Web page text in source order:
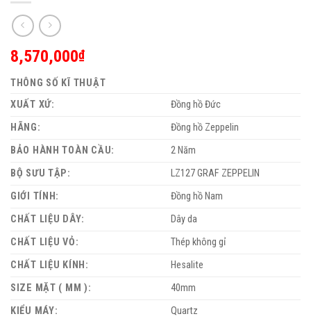
8,570,000₫
THÔNG SỐ KĨ THUẬT
XUẤT XỨ:
Đồng hồ Đức
HÃNG:
Đồng hồ Zeppelin
BẢO HÀNH TOÀN CẦU:
2 Năm
BỘ SƯU TẬP:
LZ127 GRAF ZEPPELIN
GIỚI TÍNH:
Đồng hồ Nam
CHẤT LIỆU DÂY:
Dây da
CHẤT LIỆU VỎ:
Thép không gỉ
CHẤT LIỆU KÍNH:
Hesalite
SIZE MẶT ( MM ):
40mm
KIỂU MÁY:
Quartz